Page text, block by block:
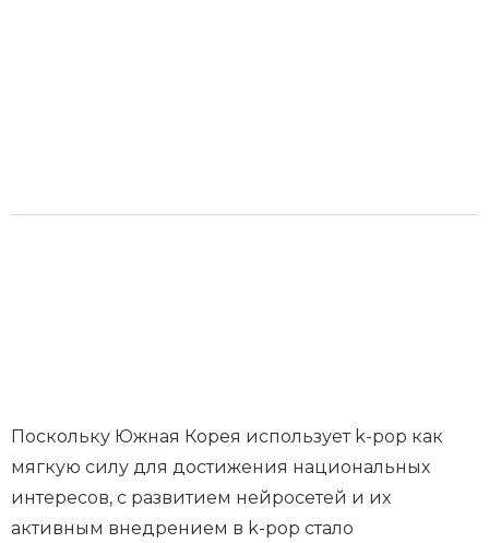
Поскольку Южная Корея использует k-pop как
мягкую силу для достижения национальных
интересов, с развитием нейросетей и их
активным внедрением в k-pop стало